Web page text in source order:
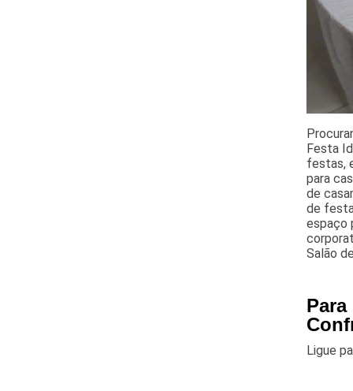
Festa
festas,
para
de
de
espaço
Salão
Ligue